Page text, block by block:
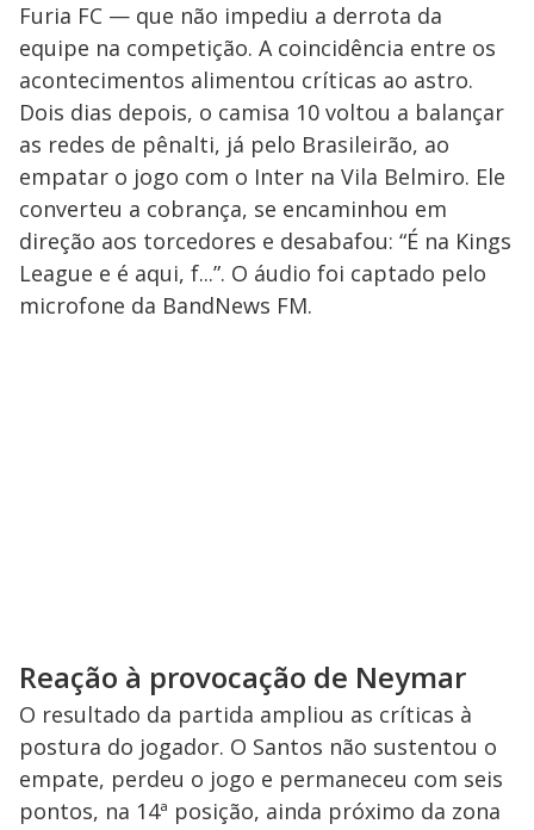
Furia FC — que não impediu a derrota da
equipe na competição. A coincidência entre os
acontecimentos alimentou críticas ao astro.
Dois dias depois, o camisa 10 voltou a balançar
as redes de pênalti, já pelo Brasileirão, ao
empatar o jogo com o Inter na Vila Belmiro. Ele
converteu a cobrança, se encaminhou em
direção aos torcedores e desabafou: “É na Kings
League e é aqui, f...”. O áudio foi captado pelo
microfone da BandNews FM.
Reação à provocação de Neymar
O resultado da partida ampliou as críticas à
postura do jogador. O Santos não sustentou o
empate, perdeu o jogo e permaneceu com seis
pontos, na 14ª posição, ainda próximo da zona